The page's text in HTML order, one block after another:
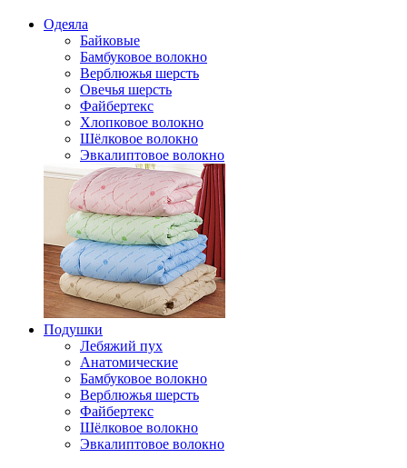
Одеяла
Байковые
Бамбуковое волокно
Верблюжья шерсть
Овечья шерсть
Файбертекс
Хлопковое волокно
Шёлковое волокно
Эвкалиптовое волокно
Подушки
Лебяжий пух
Анатомические
Бамбуковое волокно
Верблюжья шерсть
Файбертекс
Шёлковое волокно
Эвкалиптовое волокно